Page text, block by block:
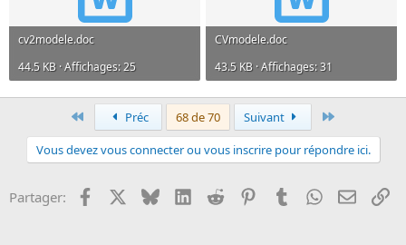
cv2modele.doc
44.5 KB · Affichages: 25
CVmodele.doc
43.5 KB · Affichages: 31
PremierPréc 68 de 70 Suivant
Vous devez vous connecter ou vous inscrire pour répondre ici.
Partager: Facebook BlueskyLinkedInReddit PinterestTumblrWhatsApp
Email